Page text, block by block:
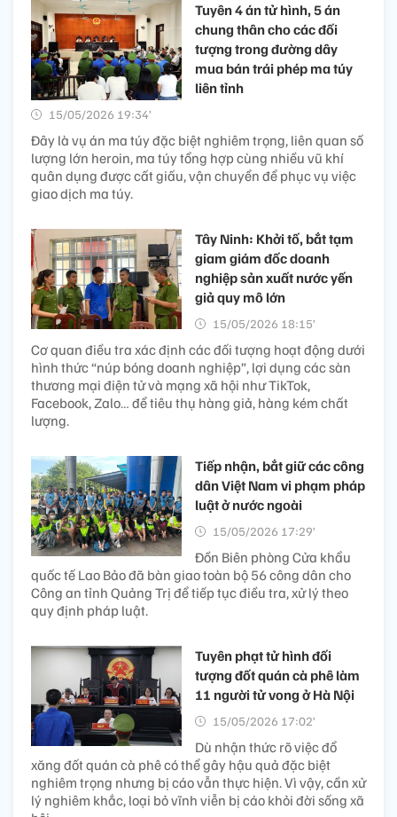
Tuyên 4 án tử hình, 5 án
chung thân cho các đối
tượng trong đường dây
mua bán trái phép ma túy
liên tỉnh
15/05/2026 19:34’
Đây là vụ án ma túy đặc biệt nghiêm trọng, liên quan số
lượng lớn heroin, ma túy tổng hợp cùng nhiều vũ khí
quân dụng được cất giấu, vận chuyển để phục vụ việc
giao dịch ma túy.
Tây Ninh: Khởi tố, bắt tạm
giam giám đốc doanh
nghiệp sản xuất nước yến
giả quy mô lớn
15/05/2026 18:15’
Cơ quan điều tra xác định các đối tượng hoạt động dưới
hình thức “núp bóng doanh nghiệp”, lợi dụng các sàn
thương mại điện tử và mạng xã hội như TikTok,
Facebook, Zalo… để tiêu thụ hàng giả, hàng kém chất
lượng.
Tiếp nhận, bắt giữ các công
dân Việt Nam vi phạm pháp
luật ở nước ngoài
15/05/2026 17:29’
Đồn Biên phòng Cửa khẩu
quốc tế Lao Bảo đã bàn giao toàn bộ 56 công dân cho
Công an tỉnh Quảng Trị để tiếp tục điều tra, xử lý theo
quy định pháp luật.
Tuyên phạt tử hình đối
tượng đốt quán cà phê làm
11 người tử vong ở Hà Nội
15/05/2026 17:02’
Dù nhận thức rõ việc đổ
xăng đốt quán cà phê có thể gây hậu quả đặc biệt
nghiêm trọng nhưng bị cáo vẫn thực hiện. Vì vậy, cần xử
lý nghiêm khắc, loại bỏ vĩnh viễn bị cáo khỏi đời sống xã